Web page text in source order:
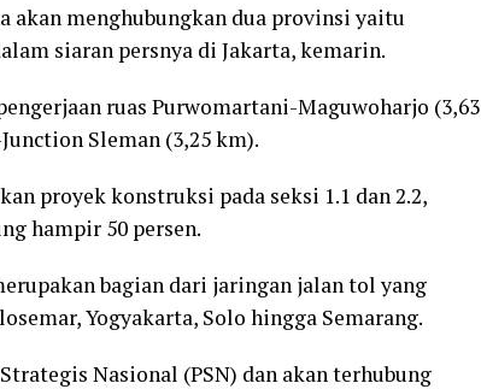
akan menghubungkan dua provinsi yaitu
siaran persnya di Jakarta, kemarin.
ruas Purwomartani-Maguwoharjo (3,63
Sleman (3,25 km).
proyek konstruksi pada seksi 1.1 dan 2.2,
hampir 50 persen.
bagian dari jaringan jalan tol yang
Yogyakarta, Solo hingga Semarang.
Nasional (PSN) dan akan terhubung